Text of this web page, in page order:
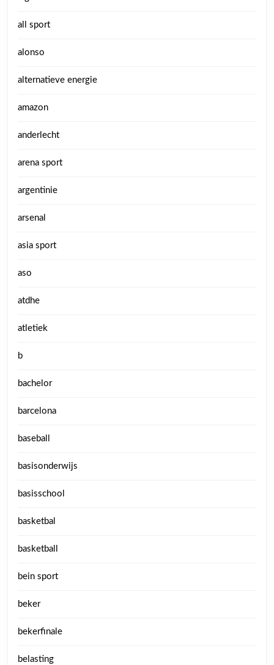
all sport
alonso
alternatieve energie
amazon
anderlecht
arena sport
argentinie
arsenal
asia sport
aso
atdhe
atletiek
b
bachelor
barcelona
baseball
basisonderwijs
basisschool
basketbal
basketball
bein sport
beker
bekerfinale
belasting